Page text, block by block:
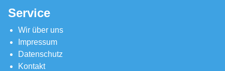
Service
Wir über uns
Impressum
Datenschutz
Kontakt